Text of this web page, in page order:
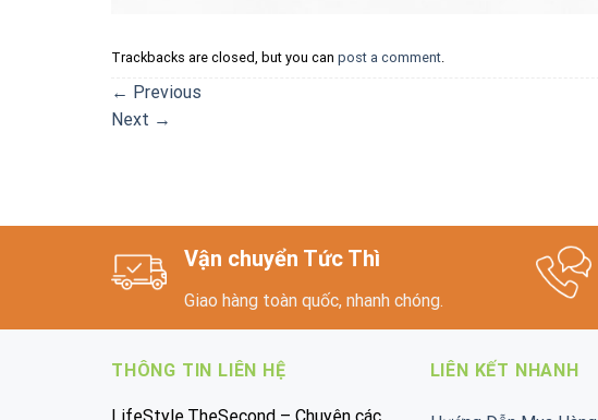
Trackbacks are closed, but you can post a comment.
← Previous
Next →
Vận chuyển Tức Thì
Giao hàng toàn quốc, nhanh chóng.
THÔNG TIN LIÊN HỆ LIÊN KẾT NHANH